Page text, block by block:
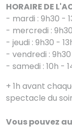
HORAIRE DE
- mardi : 9h30 -
- mercredi :
- jeudi : 9h30 -
- vendredi :
- samedi : 10h -
+ 1h avant
spectacle du
Vous pouvez